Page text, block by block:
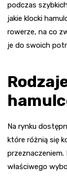
podczas
jakie klocki
rowerze, na co
je do swoich
Na rynku
które różnią się
właściwego